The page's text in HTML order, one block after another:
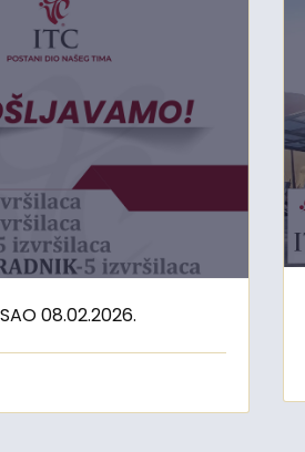
08.02.2026.